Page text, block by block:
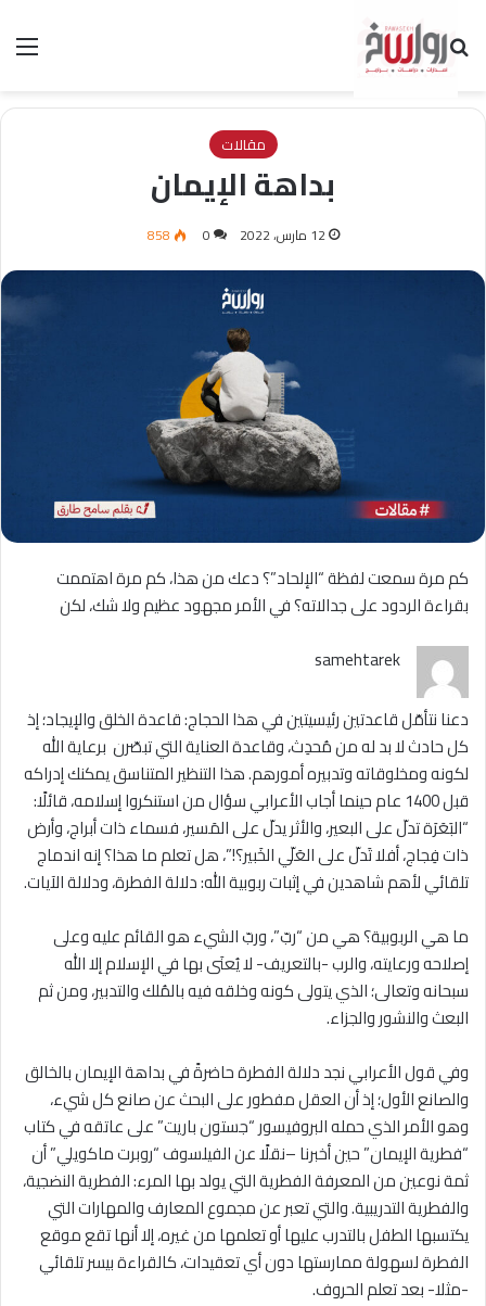
بحث عن
مقالات
بداهة الإيمان
12 مارس، 2022 0
858
كم مرة سمعت لفظة “الإلحاد”؟ دعك من هذا، كم مرة اهتممت
بقراءة الردود على جدالاته؟ في الأمر مجهود عظيم ولا شك، لكن
samehtarek
دعنا نتأمّل قاعدتين رئيسيتين في هذا الحجاج: قاعدة الخلق والإيجاد؛ إذ
كل حادث لا بد له من مُحدِث، وقاعدة العناية التي تبصّرن برعاية الله
لكونه ومخلوقاته وتدبيره أمورهم. هذا التنظير المتناسق يمكنك إدراكه
قبل 1400 عام حينما أجاب الأعرابي سؤال من استنكروا إسلامه، قائلًا:
“البَعَرَة تدلّ على البعير، والأثر يدلّ على المَسير، فسماء ذات أبراج، وأرض
ذات فِجاج، أفلا تَدلّ على العَلّي الخَبير؟!”، هل تعلم ما هذا؟ إنه اندماج
تلقائي لأهم شاهدين في إثبات ربوبية الله: دلالة الفطرة، ودلالة الآيات.
ما هي الربوبية؟ هي من “ربّ”، وربّ الشيء هو القائم عليه وعلى
إصلاحه ورعايته، والرب -بالتعريف- لا يُعنَى بها في الإسلام إلا الله
سبحانه وتعالى؛ الذي يتولى كونه وخلقه فيه بالمُلك والتدبير، ومن ثم
البعث والنشور والجزاء.
وفي قول الأعرابي نجد دلالة الفطرة حاضرةً في بداهة الإيمان بالخالق
والصانع الأول؛ إذ أن العقل مفطور على البحث عن صانع كل شيء،
وهو الأمر الذي حمله البروفيسور “جستون باريت” على عاتقه في كتاب
“فطرية الإيمان” حين أخبرنا –نقلًا عن الفيلسوف “روبرت ماكويلي” أن
ثمة نوعين من المعرفة الفطرية التي يولد بها المرء: الفطرية النضجية،
والفطرية التدريبية. والتي تعبر عن مجموع المعارف والمهارات التي
يكتسبها الطفل بالتدرب عليها أو تعلمها من غيره، إلا أنها تقع موقع
الفطرة لسهولة ممارستها دون أي تعقيدات، كالقراءة بيسر تلقائي
-مثلا- بعد تعلم الحروف.